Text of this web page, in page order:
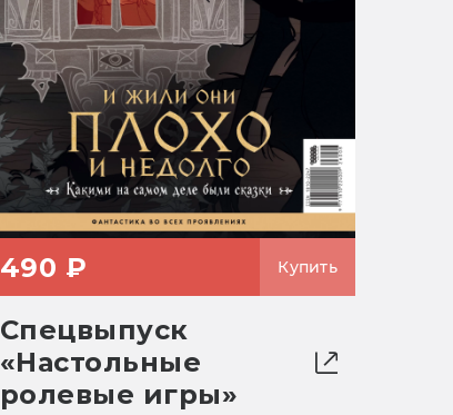
490 ₽ Купить
Спецвыпуск
«Настольные
ролевые игры»